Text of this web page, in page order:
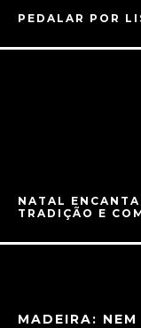
PEDALAR POR
NATAL
TRADIÇÃO E
MADEIRA: